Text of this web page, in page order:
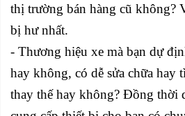
thị trường bán hàng cũ không?
bị hư nhất.
- Thương hiệu xe mà bạn dự
hay không, có dễ sửa chữa hay
thay thế hay không? Đồng thời